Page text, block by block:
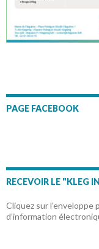
PAGE FACEBOOK
RECEVOIR LE "KLEG
Cliquez sur
d’information